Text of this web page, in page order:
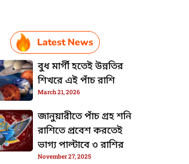
HTML / JS Code
Latest News
বুধ মার্গী হতেই উন্নতির
শিখরে এই পাঁচ রাশি
March 21, 2026
জানুয়ারীতে পাঁচ গ্রহ শনি
রাশিতে প্রবেশ করতেই
ভাগ্য পাল্টাবে ৩ রাশির
November 27, 2025